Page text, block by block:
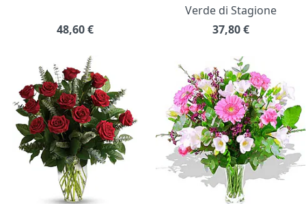
48,60€
Verde di Stagione
37,80€